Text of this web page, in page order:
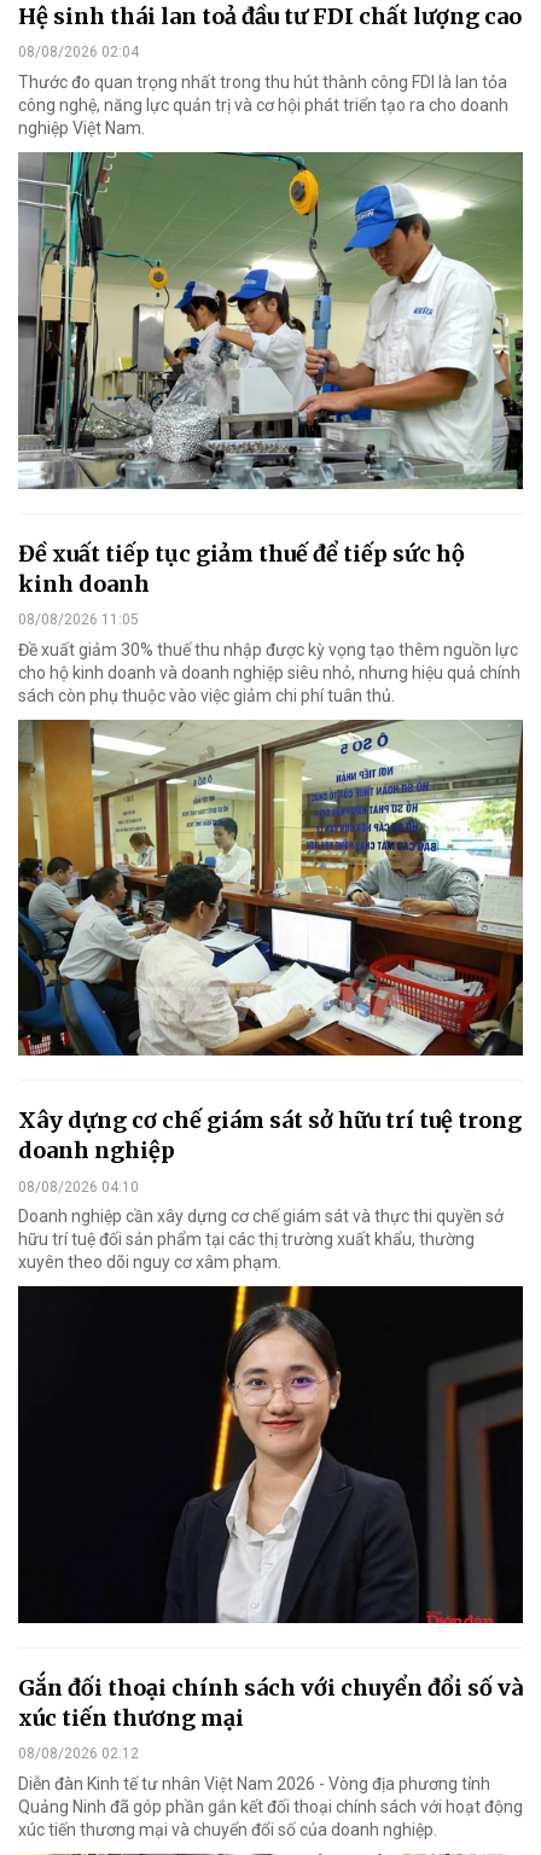
Hệ sinh thái lan toả đầu tư FDI chất lượng cao
08/08/2026 02:04
Thước đo quan trọng nhất trong thu hút thành công FDI là lan tỏa
công nghệ, năng lực quản trị và cơ hội phát triển tạo ra cho doanh
nghiệp Việt Nam.
Đề xuất tiếp tục giảm thuế để tiếp sức hộ
kinh doanh
08/08/2026 11:05
Đề xuất giảm 30% thuế thu nhập được kỳ vọng tạo thêm nguồn lực
cho hộ kinh doanh và doanh nghiệp siêu nhỏ, nhưng hiệu quả chính
sách còn phụ thuộc vào việc giảm chi phí tuân thủ.
Xây dựng cơ chế giám sát sở hữu trí tuệ trong
doanh nghiệp
08/08/2026 04:10
Doanh nghiệp cần xây dựng cơ chế giám sát và thực thi quyền sở
hữu trí tuệ đối sản phẩm tại các thị trường xuất khẩu, thường
xuyên theo dõi nguy cơ xâm phạm.
Gắn đối thoại chính sách với chuyển đổi số và
xúc tiến thương mại
08/08/2026 02:12
Diễn đàn Kinh tế tư nhân Việt Nam 2026 - Vòng địa phương tỉnh
Quảng Ninh đã góp phần gắn kết đối thoại chính sách với hoạt động
xúc tiến thương mại và chuyển đổi số của doanh nghiệp.